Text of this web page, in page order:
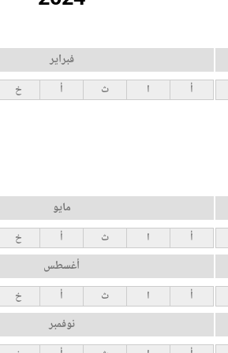
فبراير
أ ا ث أ خ
مايو
أ ا ث أ خ
أغسطس
أ ا ث أ خ
نوفمبر